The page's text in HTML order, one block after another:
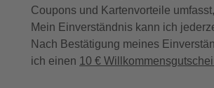
Coupons und Kartenvorteile
Mein Einverständnis kann ich
Nach Bestätigung meines
ich einen 10 €